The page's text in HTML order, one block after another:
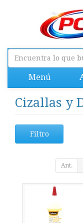
Menú
Cizallas y
Filtro
Ant.